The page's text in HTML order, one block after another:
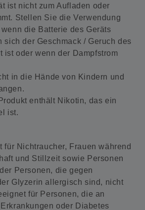
ist nicht zum Aufladen oder
Stellen Sie die Verwendung
die Batterie des Geräts
sich der Geschmack / Geruch des
ist oder wenn der Dampfstrom
in die Hände von Kindern und
enthält Nikotin, das ein
ist.
für Nichtraucher, Frauen während
und Stillzeit sowie Personen
Personen, die gegen
Glyzerin allergisch sind, nicht
für Personen, die an
oder Diabetes